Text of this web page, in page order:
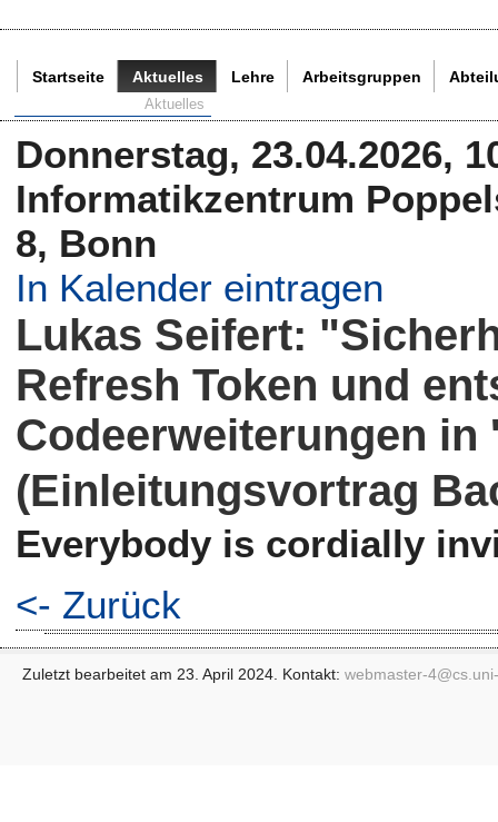
Startseite Aktuelles Lehre Arbeitsgruppen
Aktuelles
Donnerstag, 23.04.2026,
Informatikzentrum
8, Bonn
In Kalender eintragen
Lukas Seifert:
Refresh Token und
Codeerweiterungen
(Einleitungsvortrag
Everybody is cordially
<- Zurück
Zuletzt bearbeitet am 23. April 2024. Kontakt: webmaster-4@